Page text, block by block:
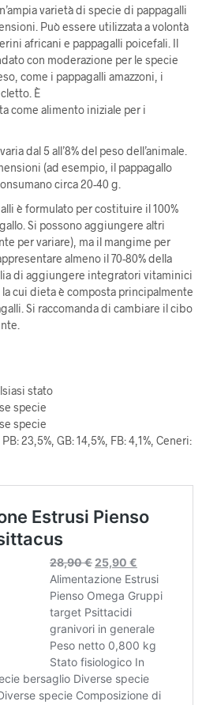
varietà di specie di pappagalli
Può essere utilizzata a volontà
africani e pappagalli poicefali. Il
con moderazione per le specie
come i pappagalli amazzoni, i
È
come alimento iniziale per i
dal 5 all’8% del peso dell’animale.
(ad esempio, il pappagallo
circa 20-40 g.
è formulato per costituire il 100%
Si possono aggiungere altri
per variare), ma il mangime per
almeno il 70-80% della
di aggiungere integratori vitaminici
cui dieta è composta principalmente
Si raccomanda di cambiare il cibo
stato
specie
specie
23,5%, GB: 14,5%, FB: 4,1%, Ceneri: